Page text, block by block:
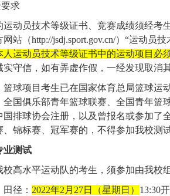
求
运动员技术等级证书、竞赛成绩须经考
网站（http://jsdj.sport.gov.cn/）“运动员技
人运动员技术等级证书中的运动项目必
实守信，如有弄虚作假，一经发现取消
篮球项目考生已在国家体育总局篮球运
全国俱乐部青年篮球联赛、全国青年篮
国排球协会注册，以及曾报名或参加了
锦标赛、冠军赛的，不得参加我校测试
业测试
校高水平运动队的考生，须参加由我校
田径： 2022年2 月 27日（星期日） 13:30